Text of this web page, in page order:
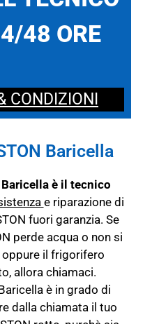
48 ORE
CONDIZIONI
Baricella
è il tecnico
e riparazione di
fuori garanzia. Se
perde acqua o non si
il frigorifero
allora chiamaci.
è in grado di
dalla chiamata il tuo